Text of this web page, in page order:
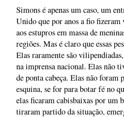
Simons é apenas um caso, um
Unido que por anos a fio fizeram
aos estupros em massa de
regiões. Mas é claro que essas
Elas raramente são
na imprensa nacional. Elas não
de ponta cabeça. Elas não foram
esquina, se for para botar fé no
elas ficaram cabisbaixas por um
tiraram partido da situação,